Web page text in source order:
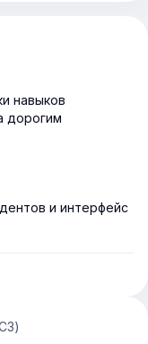
навыков
дорогим
и интерфейс